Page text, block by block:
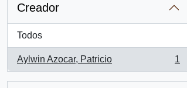
Creador
Todos
Aylwin Azocar, Patricio
, 1 resultados
1